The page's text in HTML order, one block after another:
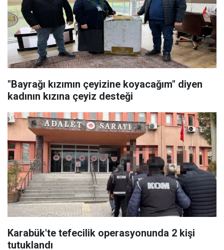
"Bayrağı kızımın çeyizine koyacağım" diyen
kadının kızına çeyiz desteği
Karabük'te tefecilik operasyonunda 2 kişi
tutuklandı